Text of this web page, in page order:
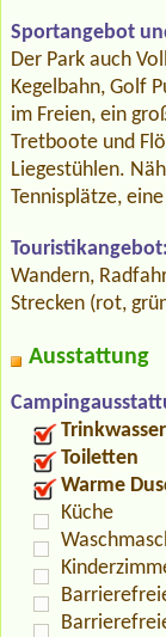
Sportangebot
Der Park auch
Kegelbahn, Golf
im Freien, ein
Tretboote und
Liegestühlen.
Tennisplätze,
Touristikangebot:
Wandern,
Strecken (rot,
Ausstattung
Trinkwasser
Toiletten
Warme
Küche